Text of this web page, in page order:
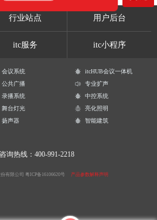
行业站点 用户后台
itc服务 itc小程序
会议系统
itcHUB会议一体机
公共广播
专业扩声
录播系统
中控系统
舞台灯光
亮化照明
扬声器
智能建筑
咨询热线：400-991-2218
有限公司 粤ICP备16106620号 产品参数解释声明